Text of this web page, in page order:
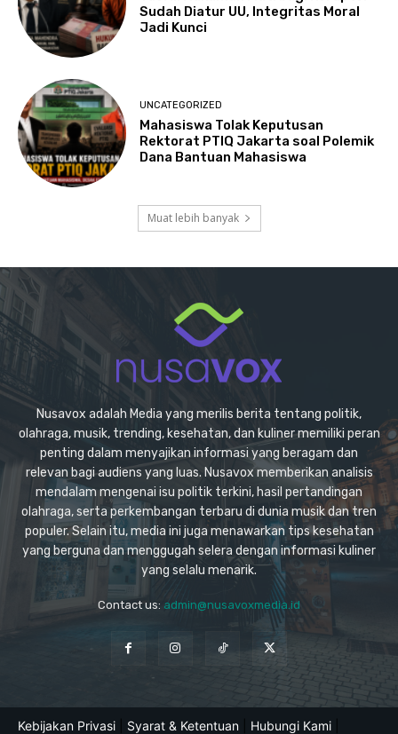
Sudah Diatur UU, Integritas Moral
Jadi Kunci
UNCATEGORIZED
Mahasiswa Tolak Keputusan
Rektorat PTIQ Jakarta soal Polemik
Dana Bantuan Mahasiswa
Muat lebih banyak
Nusavox adalah Media yang merilis berita tentang politik,
olahraga, musik, trending, kesehatan, dan kuliner memiliki peran
penting dalam menyajikan informasi yang beragam dan
relevan bagi audiens yang luas. Nusavox memberikan analisis
mendalam mengenai isu politik terkini, hasil pertandingan
olahraga, serta perkembangan terbaru di dunia musik dan tren
populer. Selain itu, media ini juga menawarkan tips kesehatan
yang berguna dan menggugah selera dengan informasi kuliner
yang selalu menarik.
Contact us: admin@nusavoxmedia.id
Kebijakan Privasi Syarat & Ketentuan Hubungi Kami